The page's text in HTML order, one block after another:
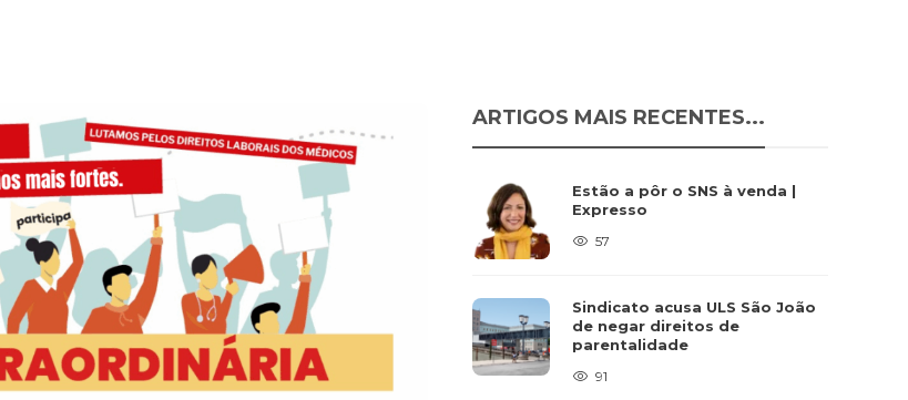
ARTIGOS MAIS RECENTES...
Estão a pôr o SNS à venda |
Expresso
57
Sindicato acusa ULS São João
de negar direitos de
parentalidade
91